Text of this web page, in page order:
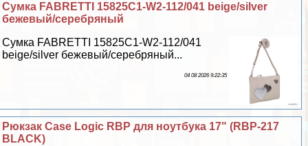
Сумка FABRETTI 15825C1-W2-112/041 beige/silver
бежевый/серебряный
Сумка FABRETTI 15825C1-W2-112/041
beige/silver бежевый/серебряный...
04 08 2026 9:22:35
Рюкзак Case Logic RBP для ноутбука 17" (RBP-217
BLACK)